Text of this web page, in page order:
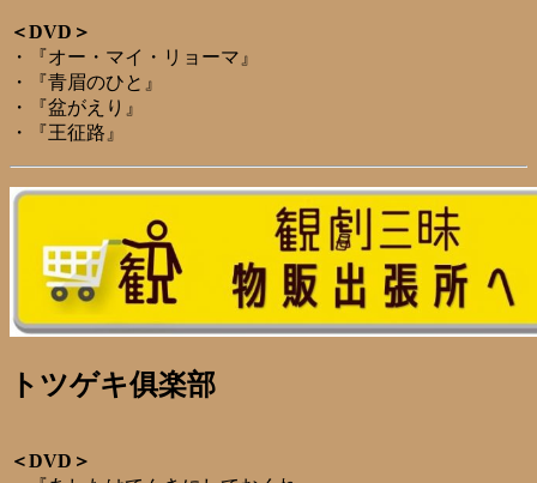
＜DVD＞
・『オー・マイ・リョーマ』
・『青眉のひと』
・『盆がえり』
・『王征路』
トツゲキ俱楽部
＜DVD＞